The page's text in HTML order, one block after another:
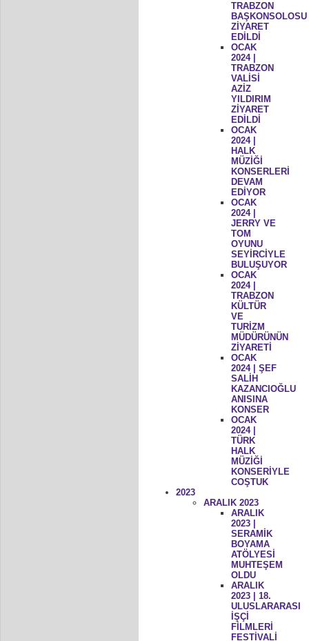
TRABZON
BAŞKONSOLOSU
ZİYARET
EDİLDİ
OCAK
2024 |
TRABZON
VALİSİ
AZİZ
YILDIRIM
ZİYARET
EDİLDİ
OCAK
2024 |
HALK
MÜZİĞİ
KONSERLERİ
DEVAM
EDİYOR
OCAK
2024 |
JERRY VE
TOM
OYUNU
SEYİRCİYLE
BULUŞUYOR
OCAK
2024 |
TRABZON
KÜLTÜR
VE
TURİZM
MÜDÜRÜNÜN
ZİYARETİ
OCAK
2024 | ŞEF
SALİH
KAZANCIOĞLU
ANISINA
KONSER
OCAK
2024 |
TÜRK
HALK
MÜZİĞİ
KONSERİYLE
COŞTUK
2023
ARALIK 2023
ARALIK
2023 |
SERAMİK
BOYAMA
ATÖLYESİ
MUHTEŞEM
OLDU
ARALIK
2023 | 18.
ULUSLARARASI
İŞÇİ
FİLMLERİ
FESTİVALİ